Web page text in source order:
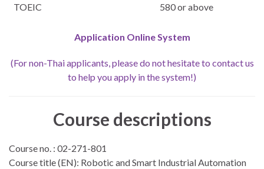
TOEIC 580 or above
Application Online System
(For non-Thai applicants, please do not hesitate to contact us
to help you apply in the system!)
Course descriptions
Course no. : 02-271-801
Course title (EN): Robotic and Smart Industrial Automation